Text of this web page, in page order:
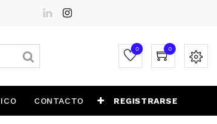
0 0
CONTACTO REGISTRARSE